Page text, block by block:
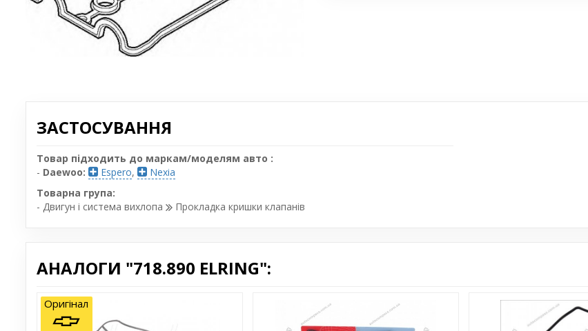
ЗАСТОСУВАННЯ
Товар підходить до маркам/моделям авто :
- Daewoo: Espero,
Nexia
Товарна група:
- Двигун і система вихлопа
Прокладка кришки клапанів
АНАЛОГИ "718.890 ELRING":
Оригінал